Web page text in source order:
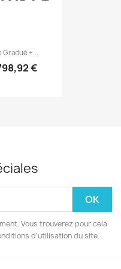
Gradué +...
€
Vous trouverez pour cela
d'utilisation du site.